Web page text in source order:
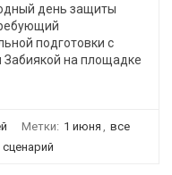
день защиты
подготовки с
Забиякой на площадке
Метки: 1 июня , все
сценарий